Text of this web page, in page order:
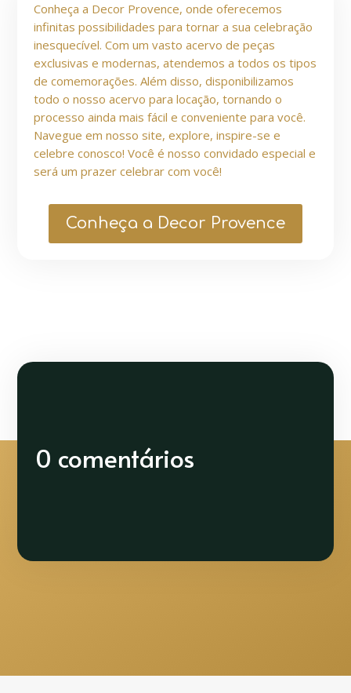
Conheça a Decor Provence, onde oferecemos
infinitas possibilidades para tornar a sua celebração
inesquecível. Com um vasto acervo de peças
exclusivas e modernas, atendemos a todos os tipos
de comemorações. Além disso, disponibilizamos
todo o nosso acervo para locação, tornando o
processo ainda mais fácil e conveniente para você.
Navegue em nosso site, explore, inspire-se e
celebre conosco! Você é nosso convidado especial e
será um prazer celebrar com você!
Conheça a Decor Provence
0 comentários